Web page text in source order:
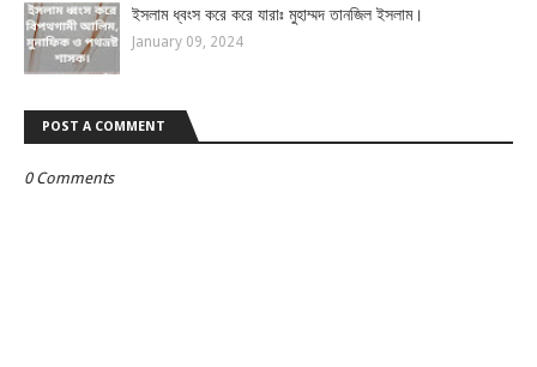
ইসলাম ধ্বংস করে করে যারাঃ মুহাম্মদ তানজিল ইসলাম।
January 09, 2024
POST A COMMENT
0 Comments